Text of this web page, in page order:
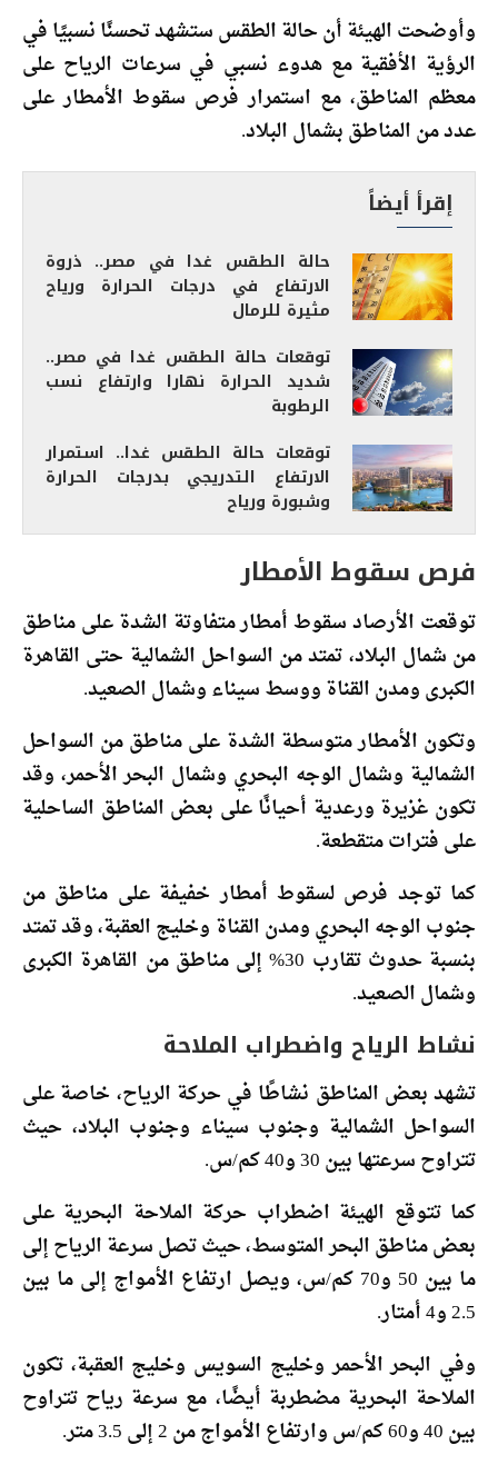
وأوضحت الهيئة أن حالة الطقس ستشهد تحسنًا نسبيًا في
الرؤية الأفقية مع هدوء نسبي في سرعات الرياح على
معظم المناطق، مع استمرار فرص سقوط الأمطار على
عدد من المناطق بشمال البلاد.
إقرأ أيضاً
حالة الطقس غدا في مصر.. ذروة
الارتفاع في درجات الحرارة ورياح
مثيرة للرمال
توقعات حالة الطقس غدا في مصر..
شديد الحرارة نهارا وارتفاع نسب
الرطوبة
توقعات حالة الطقس غدا.. استمرار
الارتفاع التدريجي بدرجات الحرارة
وشبورة ورياح
فرص سقوط الأمطار
توقعت الأرصاد سقوط أمطار متفاوتة الشدة على مناطق
من شمال البلاد، تمتد من السواحل الشمالية حتى القاهرة
الكبرى ومدن القناة ووسط سيناء وشمال الصعيد.
وتكون الأمطار متوسطة الشدة على مناطق من السواحل
الشمالية وشمال الوجه البحري وشمال البحر الأحمر، وقد
تكون غزيرة ورعدية أحيانًا على بعض المناطق الساحلية
على فترات متقطعة.
كما توجد فرص لسقوط أمطار خفيفة على مناطق من
جنوب الوجه البحري ومدن القناة وخليج العقبة، وقد تمتد
بنسبة حدوث تقارب 30% إلى مناطق من القاهرة الكبرى
وشمال الصعيد.
نشاط الرياح واضطراب الملاحة
تشهد بعض المناطق نشاطًا في حركة الرياح، خاصة على
السواحل الشمالية وجنوب سيناء وجنوب البلاد، حيث
تتراوح سرعتها بين 30 و40 كم/س.
كما تتوقع الهيئة اضطراب حركة الملاحة البحرية على
بعض مناطق البحر المتوسط، حيث تصل سرعة الرياح إلى
ما بين 50 و70 كم/س، ويصل ارتفاع الأمواج إلى ما بين
2.5 و4 أمتار.
وفي البحر الأحمر وخليج السويس وخليج العقبة، تكون
الملاحة البحرية مضطربة أيضًا، مع سرعة رياح تتراوح
بين 40 و60 كم/س وارتفاع الأمواج من 2 إلى 3.5 متر.